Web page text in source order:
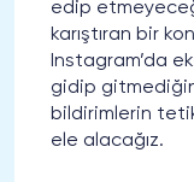
edip
karıştıran bir
Instagram’da
gidip
bildirimlerin
ele alacağız.